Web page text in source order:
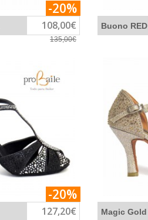
108,00€
135,00€
-20%
Buono RED
127,20€
-20%
Magic Gold